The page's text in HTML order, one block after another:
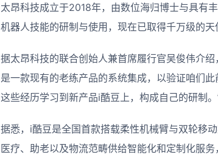
太昂科技成立于2018年，由数位海归博士与具有
机器人技能的研制与使用，现在已取得千万级的天
据太昂科技的联合创始人兼首席履行官吴俊伟介
是一款现有的老练产品的系统集成，以验证咱们
这些经历学习到新产品i酷豆上，构成自己的研制。
据悉，i酷豆是全国首款搭载柔性机械臂与双轮移
医疗、助老以及物流范畴供给智能化和定制化服